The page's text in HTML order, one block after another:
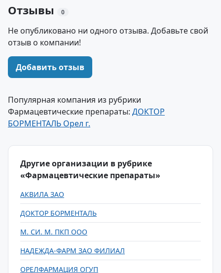
Отзывы 0
Не опубликовано ни одного отзыва. Добавьте свой
отзыв о компании!
Добавить отзыв
Популярная компания из рубрики
Фармацевтические препараты: ДОКТОР
БОРМЕНТАЛЬ Орел г.
Другие организации в рубрике
«Фармацевтические препараты»
АКВИЛА ЗАО
ДОКТОР БОРМЕНТАЛЬ
М. СИ. М. ПКП ООО
НАДЕЖДА-ФАРМ ЗАО ФИЛИАЛ
ОРЕЛФАРМАЦИЯ ОГУП